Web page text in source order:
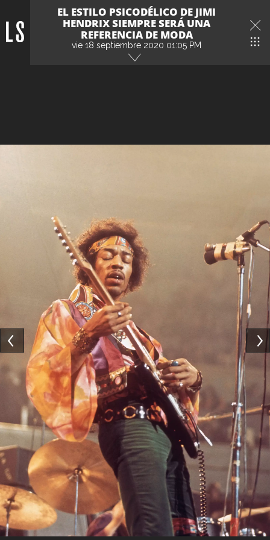
EL ESTILO PSICODÉLICO DE JIMI
HENDRIX SIEMPRE SERÁ UNA
REFERENCIA DE MODA
vie 18 septiembre 2020 01:05 PM